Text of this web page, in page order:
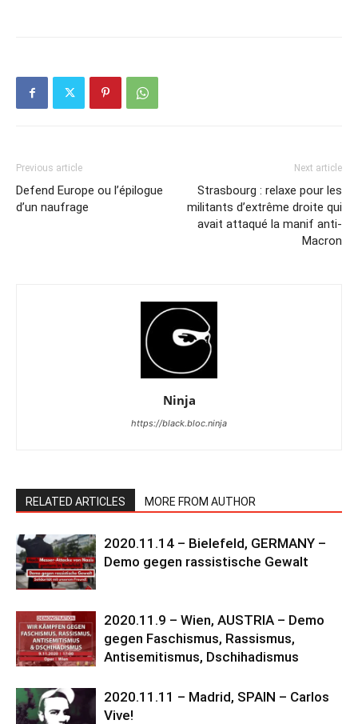
Previous article
Defend Europe ou l’épilogue
d’un naufrage
Next article
Strasbourg : relaxe pour les
militants d’extrême droite qui
avait attaqué la manif anti-
Macron
Ninja
https://black.bloc.ninja
RELATED ARTICLES MORE FROM AUTHOR
2020.11.14 – Bielefeld, GERMANY –
Demo gegen rassistische Gewalt
2020.11.9 – Wien, AUSTRIA – Demo
gegen Faschismus, Rassismus,
Antisemitismus, Dschihadismus
2020.11.11 – Madrid, SPAIN – Carlos
Vive!